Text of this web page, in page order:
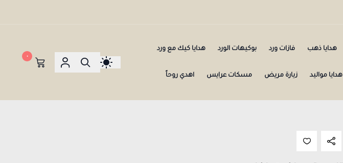
هدايا ذهب فازات ورد بوكيهات الورد هدايا كيك مع ورد
هدايا مواليد زيارة مريض مسكات عرايس اهدي روحاً
٠